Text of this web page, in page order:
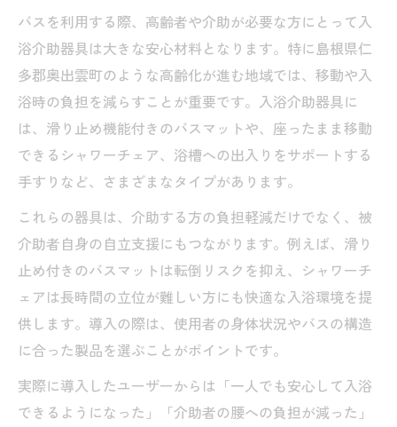
バスを利用する際、高齢者や介助が必要な方にとって入
浴介助器具は大きな安心材料となります。特に島根県仁
多郡奥出雲町のような高齢化が進む地域では、移動や入
浴時の負担を減らすことが重要です。入浴介助器具に
は、滑り止め機能付きのバスマットや、座ったまま移動
できるシャワーチェア、浴槽への出入りをサポートする
手すりなど、さまざまなタイプがあります。
これらの器具は、介助する方の負担軽減だけでなく、被
介助者自身の自立支援にもつながります。例えば、滑り
止め付きのバスマットは転倒リスクを抑え、シャワーチ
ェアは長時間の立位が難しい方にも快適な入浴環境を提
供します。導入の際は、使用者の身体状況やバスの構造
に合った製品を選ぶことがポイントです。
実際に導入したユーザーからは「一人でも安心して入浴
できるようになった」「介助者の腰への負担が減った」